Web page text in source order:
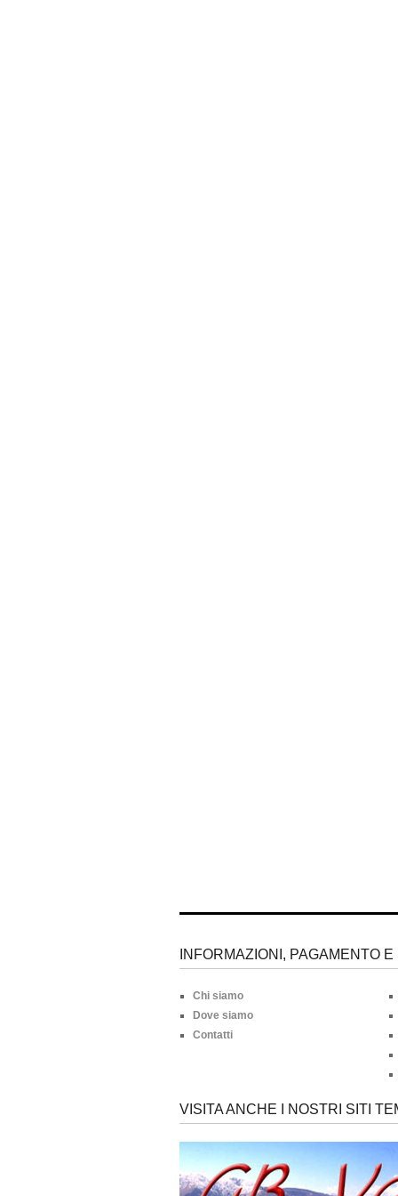
INFORMAZIONI, PAGAMENTO
Chi siamo
Dove siamo
Contatti
VISITA ANCHE I NOSTRI SITI